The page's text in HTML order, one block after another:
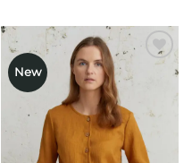
New
Mėgstamiausias